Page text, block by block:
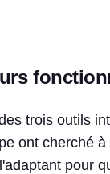
trois outils
ont cherché
pour